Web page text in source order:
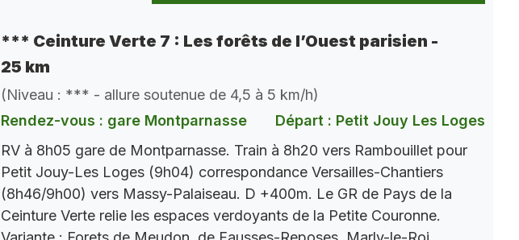
*** Ceinture Verte 7 : Les forêts de l’Ouest parisien -
25 km
(Niveau : *** - allure soutenue de 4,5 à 5 km/h)
Rendez-vous : gare Montparnasse
Départ : Petit Jouy Les Loges
RV à 8h05 gare de Montparnasse. Train à 8h20 vers Rambouillet pour
Petit Jouy-Les Loges (9h04) correspondance Versailles-Chantiers
(8h46/9h00) vers Massy-Palaiseau. D +400m. Le GR de Pays de la
Ceinture Verte relie les espaces verdoyants de la Petite Couronne.